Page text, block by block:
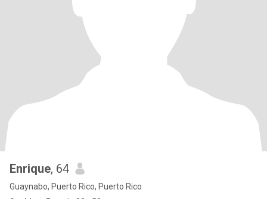
Enrique, 64
Guaynabo, Puerto Rico, Puerto Rico